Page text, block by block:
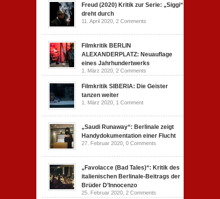
Freud (2020) Kritik zur Serie: „Siggi“
dreht durch
11. April 2020, 2 Comments
Filmkritik BERLIN
ALEXANDERPLATZ: Neuauflage
eines Jahrhundertwerks
1. März 2020, 2 Comments
Filmkritik SIBERIA: Die Geister
tanzen weiter
1. März 2020, 1 Comment
„Saudi Runaway“: Berlinale zeigt
Handydokumentation einer Flucht
27. Februar 2020, 0 Comments
„Favolacce (Bad Tales)“: Kritik des
italienischen Berlinale-Beitrags der
Brüder D’Innocenzo
25. Februar 2020, 2 Comments